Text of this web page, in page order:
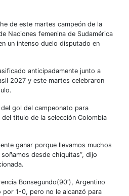
de este martes campeón de la
Naciones femenina de Sudamérica
un intenso duelo disputado en
anticipadamente junto a
2027 y este martes celebraron
gol del campeonato para
título de la selección Colombia
ganar porque llevamos muchos
desde chiquitas”, dijo
Bonsegundo(90′), Argentino
1-0, pero no le alcanzó para